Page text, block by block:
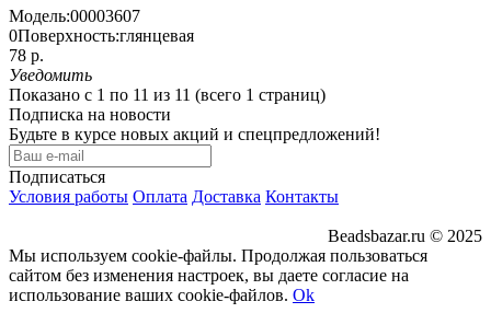
Модель:00003607
0Поверхность:глянцевая
78 р.
Уведомить
Показано с 1 по 11 из 11 (всего 1 страниц)
Подписка на новости
Будьте в курсе новых акций и спецпредложений!
Подписаться
Условия работы Оплата Доставка Контакты
Beadsbazar.ru © 2025
Мы используем cookie-файлы. Продолжая пользоваться
сайтом без изменения настроек, вы даете согласие на
использование ваших cookie-файлов. Ok